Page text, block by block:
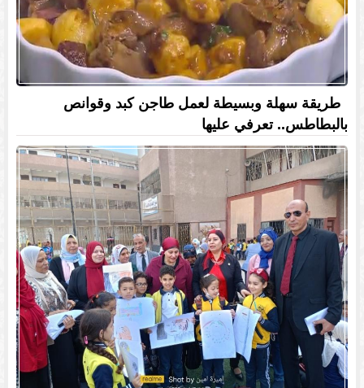
طريقة سهلة وبسيطة لعمل طاجن كبد وقوانص
بالبطاطس.. تعرفي عليها